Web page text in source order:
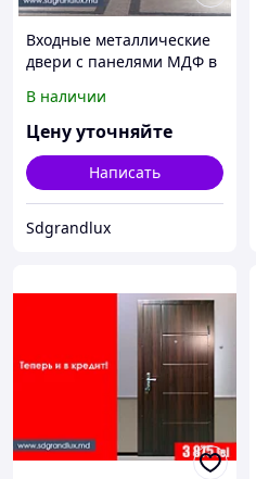
Входные металлические
двери с панелями МДФ в
проивзодителя. Usi
metalice
В наличии
Цену уточняйте
Написать
Sdgrandlux